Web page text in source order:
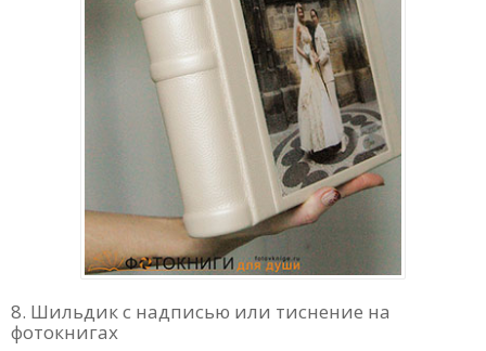
8. Шильдик с надписью или тиснение на
фотокнигах